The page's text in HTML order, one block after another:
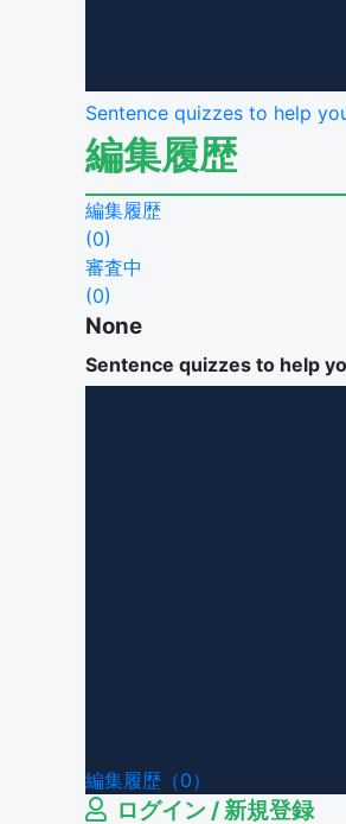
Sentence quizzes to help
編集履歴
編集履歴
(0)
審査中
(0)
None
Sentence quizzes to help
編集履歴（0）
ログイン / 新規登録